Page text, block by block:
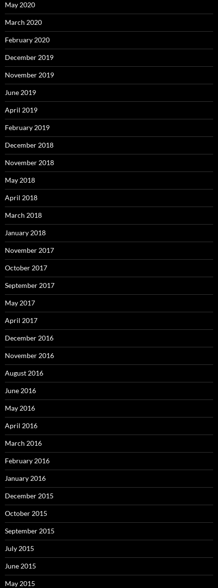
May 2020
March 2020
February 2020
December 2019
November 2019
June 2019
April 2019
February 2019
December 2018
November 2018
May 2018
April 2018
March 2018
January 2018
November 2017
October 2017
September 2017
May 2017
April 2017
December 2016
November 2016
August 2016
June 2016
May 2016
April 2016
March 2016
February 2016
January 2016
December 2015
October 2015
September 2015
July 2015
June 2015
May 2015